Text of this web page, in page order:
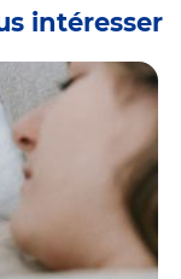
intéresser